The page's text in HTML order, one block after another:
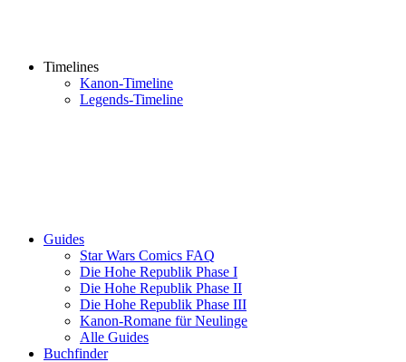
Timelines
Kanon-Timeline
Legends-Timeline
Guides
Star Wars Comics FAQ
Die Hohe Republik Phase I
Die Hohe Republik Phase II
Die Hohe Republik Phase III
Kanon-Romane für Neulinge
Alle Guides
Buchfinder